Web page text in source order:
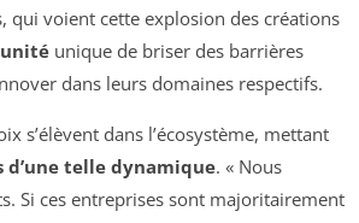
qui voient cette explosion des créations
unique de briser des barrières
dans leurs domaines respectifs.
s’élèvent dans l’écosystème, mettant
d’une telle dynamique. « Nous
Si ces entreprises sont majoritairement